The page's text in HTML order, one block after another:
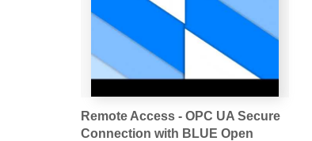
Remote Access - OPC UA Secure
Connection with BLUE Open